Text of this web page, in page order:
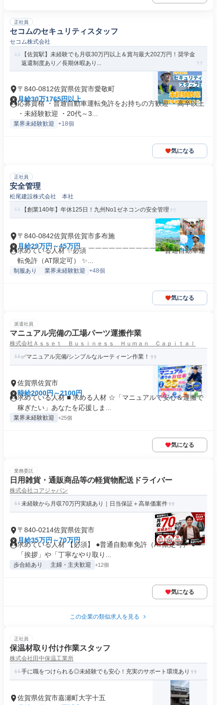
正社員
セコムのセキュリティスタッフ
セコム株式会社
【佐賀駅】未経験でも月収30万円以上＆賞与最大202万円！奨学金
返還制度あり／長期休暇あり...
〒840-0812佐賀県佐賀市愛敬町
月給30万1765円以上
応募資格 ・普通自動車運転免許をお持ちの方歓迎 ・高卒以上
・未経験歓迎 ・20代～3...
業界未経験歓迎 +18個
気になる
正社員
安全管理
松尾建設株式会社 本社
【創業140年】年休125日！九州No1ゼネコンの安全管理
〒840-0842佐賀県佐賀市多布施
月給29万円～45万円
求めている人材 ✨必須 ￣￣￣￣￣￣￣￣￣￣ ・普通自動車運
転免許（AT限定可） ✨...
制服あり 業界未経験歓迎 +48個
気になる
派遣社員
マニュアル完備の工場パーツ運搬作業
株式会社Ａｓｓｅｔ Ｂｕｓｉｎｅｓｓ Ｈｕｍａｎ Ｃａｐｉｔａｌ
✅マニュアル完備/シンプルなルーティーン作業！
佐賀県佐賀市
時給2000円～2100円
求めている人材 ■ 求める人材 ☆「マニュアルで安心＆運搬で
稼ぎたい」あなたを応援しま...
業界未経験歓迎 +25個
気になる
業務委託
日用雑貨・通販商品等の軽貨物配送ドライバー
株式会社コアジャパン
未経験から月収70万円実績あり｜日当保証＋高単価案件
〒840-0214佐賀県佐賀市
月給35万円～70万円
求めている人材 【必須】 ●普通自動車免許（AT限定可） ●
「挨拶」や「丁寧なやり取り...
歩合給あり 主婦・主夫歓迎 +12個
気になる
この企業の類似求人を見る
正社員
保温材取り付け作業スタッフ
株式会社田中保温工業所
手に職をつけられる◎未経験でも安心！充実のサポート環境あり
佐賀県佐賀市嘉瀬町大字十五